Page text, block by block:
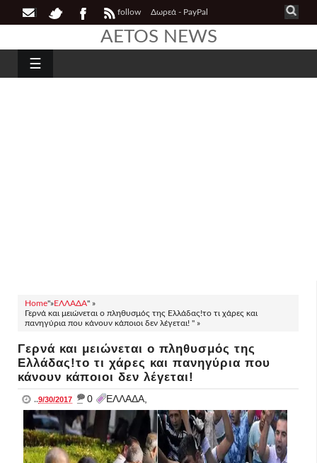
follow Δωρεά - PayPal
AETOS NEWS
☰
Home"»ΕΛΛΑΔΑ" »
Γερνά και μειώνεται ο πληθυσμός της Ελλάδας!το τι χάρες και
πανηγύρια που κάνουν κάποιοι δεν λέγεται! " »
Γερνά και μειώνεται ο πληθυσμός της
Ελλάδας!το τι χάρες και πανηγύρια που
κάνουν κάποιοι δεν λέγεται!
..9/30/2017 _ 0 ΕΛΛΑΔΑ,